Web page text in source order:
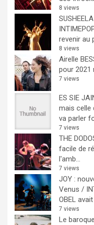
8 views
revenir au
8 views
Airelle
pour 2021
7 views
ES SIE
mais celle
va parler
7 views
THE
facile de
l'amb...
7 views
JOY :
Venus /
OBEL
7 views
Le